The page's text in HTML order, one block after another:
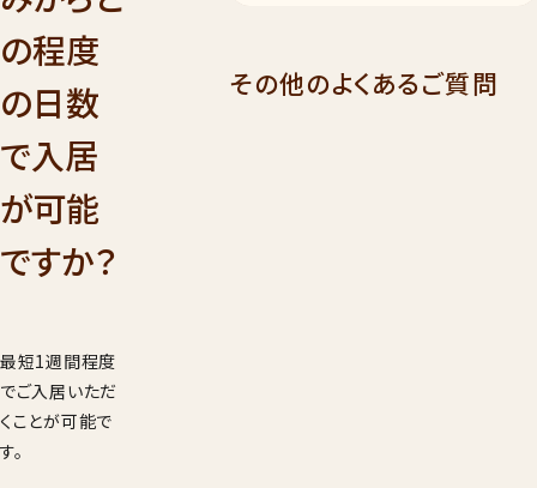
の程度
の日数
で入居
が可能
ですか？
最短1週間程度
でご入居いただ
くことが可能で
す。
その他のよくあるご質問